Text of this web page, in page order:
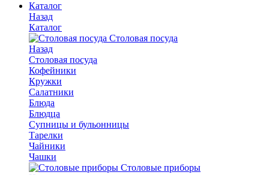
Каталог
Назад
Каталог
Столовая посуда
Назад
Столовая посуда
Кофейники
Кружки
Салатники
Блюда
Блюдца
Супницы и бульонницы
Тарелки
Чайники
Чашки
Cтоловые приборы